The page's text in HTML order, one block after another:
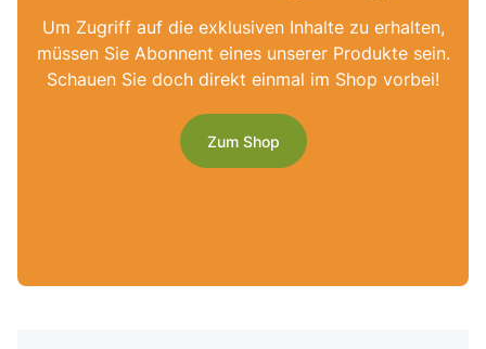
Um Zugriff auf die exklusiven Inhalte zu erhalten,
müssen Sie Abonnent eines unserer Produkte sein.
Schauen Sie doch direkt einmal im Shop vorbei!
Zum Shop